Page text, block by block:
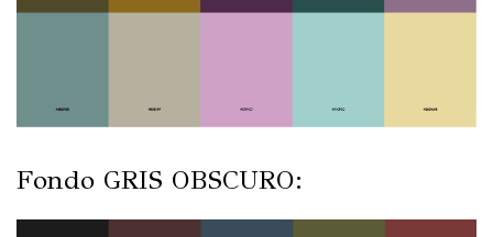
Fondo GRIS OBSCURO: